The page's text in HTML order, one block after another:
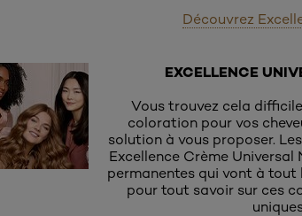
Découvrez
EXCELLENCE
Vous trouvez cela
coloration pour vos
solution à vous proposer.
Excellence Crème
permanentes qui vont à tout
pour tout savoir sur ces